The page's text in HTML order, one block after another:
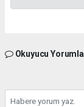
Okuyucu